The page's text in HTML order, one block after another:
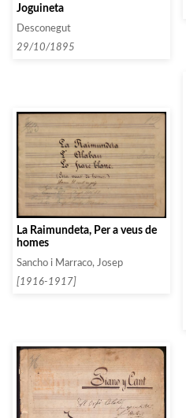
Joguineta
Desconegut
29/10/1895
La Raimundeta, Per a veus de
homes
Sancho i Marraco, Josep
[1916-1917]